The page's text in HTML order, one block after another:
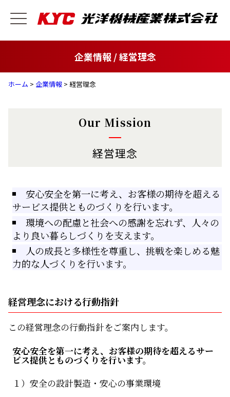
企業情報 / 経営理念
ホーム > 企業情報 > 経営理念
Our Mission
経営理念
安心安全を第一に考え、お客様の期待を超える
サービス提供とものづくりを行います。
環境への配慮と社会への感謝を忘れず、人々の
より良い暮らしづくりを支えます。
人の成長と多様性を尊重し、挑戦を楽しめる魅
力的な人づくりを行います。
経営理念における行動指針
この経営理念の行動指針をご案内します。
安心安全を第一に考え、お客様の期待を超えるサー
ビス提供とものづくりを行います。
１）安全の設計製造・安心の事業環境